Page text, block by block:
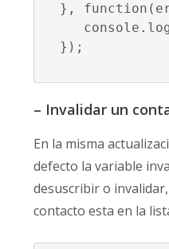
},
});
– Invalidar un
En la misma
defecto la variable
desuscribir o
contacto esta en la